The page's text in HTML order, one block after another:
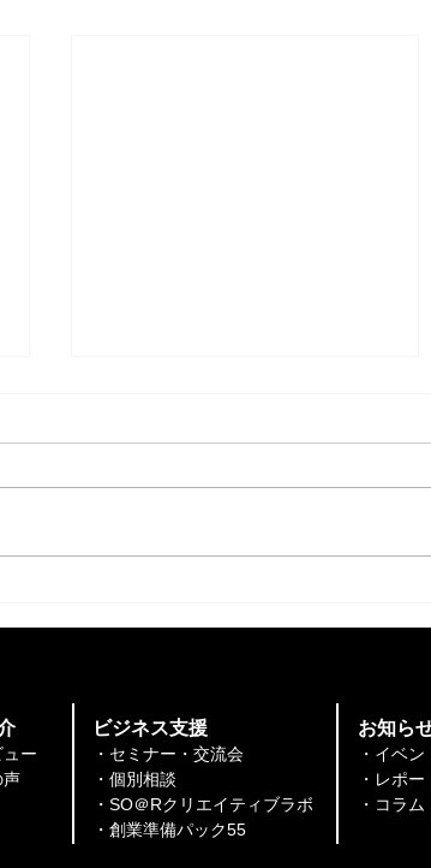
催！】コワーキングスペース
※8/5はランチ会同時開催＜
8/3(月)～8/7(金)＞
ー
声​​
​ビジネス支援
・セミナー・交流会
・個別相談
・SO＠Rクリエイティブラボ
​・創業準備パック55
お知ら
・イベン
・レポー
​​・コラム